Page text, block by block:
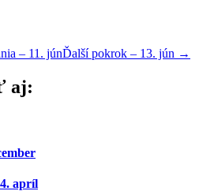
– 11. júnĎalší pokrok – 13. jún →
aj:
apríl